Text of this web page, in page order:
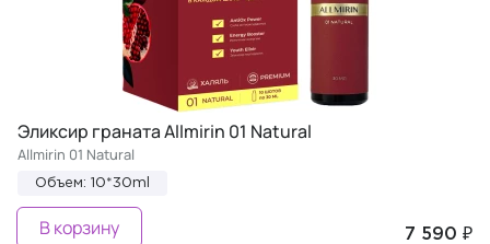
Эликсир граната Allmirin 01 Natural
Allmirin 01 Natural
Объем: 10*30ml
7 590 ₽
В корзину